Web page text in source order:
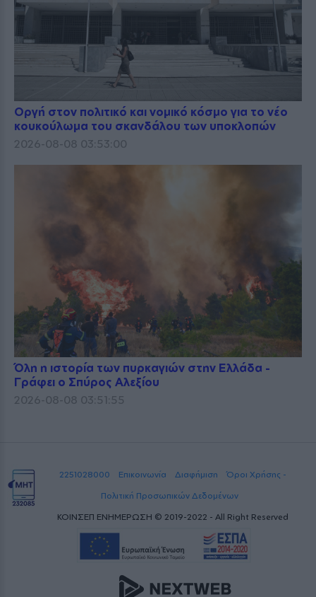
Οργή στον πολιτικό και νομικό κόσμο για το νέο
κουκούλωμα του σκανδάλου των υποκλοπών
2026-08-08 03:53:00
Όλη η ιστορία των πυρκαγιών στην Ελλάδα -
Γράφει ο Σπύρος Αλεξίου
2026-08-08 03:51:55
2251028000 Επικοινωνία Διαφήμιση
Όροι Χρήσης -
Πολιτική Προσωπικών Δεδομένων
ΚΟΙΝΣΕΠ ΕΝΗΜΕΡΩΣΗ © 2019-2022 - All Right Reserved